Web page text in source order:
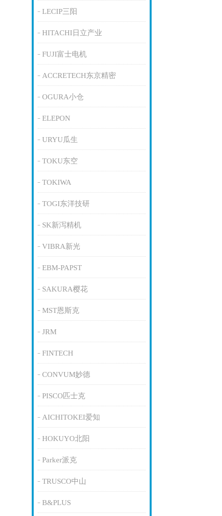
LECIP三阳
HITACHI日立产业
FUJI富士电机
ACCRETECH东京精密
OGURA小仓
ELEPON
URYU瓜生
TOKU东空
TOKIWA
TOGI东洋技研
SK新泻精机
VIBRA新光
EBM-PAPST
SAKURA樱花
MST恩斯克
JRM
FINTECH
CONVUM妙德
PISCO匹士克
AICHITOKEI爱知
HOKUYO北阳
Parker派克
TRUSCO中山
B&PLUS